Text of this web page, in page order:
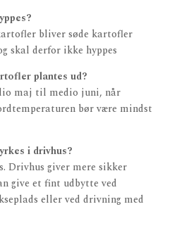
bliver søde kartofler
skal derfor ikke hyppes
plantes ud?
maj til medio juni, når
bør være mindst
i drivhus?
Drivhus giver mere sikker
give et fint udbytte ved
eller ved drivning med